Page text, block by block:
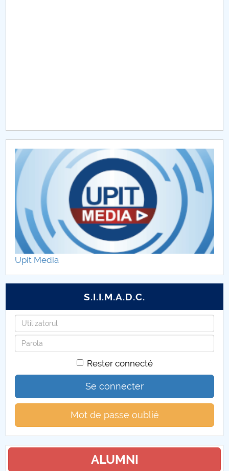
CAR2026
MENIU CANTINA
ADMITERE 2022
ADMITERE 2023
ADMITERE 2024
ADMITERE 2025
Upit Media
S.I.I.M.A.D.C.
Identifiant
Mot
de
Rester connecté
Se connecter
Mot de passe oublié
ALUMNI